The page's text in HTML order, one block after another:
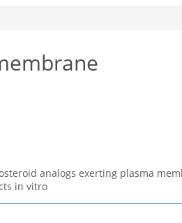
analogs exerting plasma
in vitro